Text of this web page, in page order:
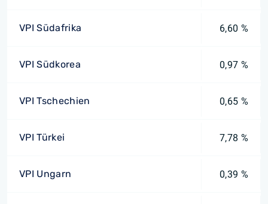
VPI Südafrika 6,60 %
VPI Südkorea 0,97 %
VPI Tschechien 0,65 %
VPI Türkei 7,78 %
VPI Ungarn 0,39 %